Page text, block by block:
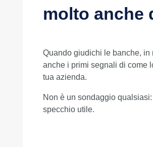
molto anche
Quando giudichi le banche, in
anche i primi segnali di come
tua azienda.
Non è un sondaggio
specchio utile.